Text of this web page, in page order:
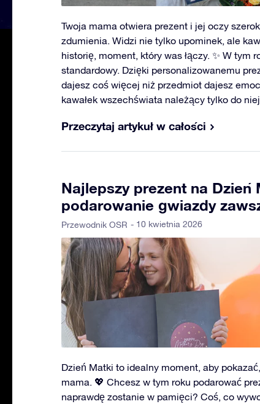
Twoja mama otwiera prezent i jej oczy
zdumienia. Widzi nie tylko upominek, ale
historię, moment, który was łączy. ✨ W tym
standardowy. Dzięki personalizowanemu
dajesz coś więcej niż przedmiot dajesz
kawałek wszechświata należący tylko do
Przeczytaj artykuł w całości
Najlepszy prezent na Dzień
podarowanie gwiazdy
Przewodnik OSR - 10 kwietnia 2026
Dzień Matki to idealny moment, aby
mama. 💖 Chcesz w tym roku podarować
naprawdę zostanie w pamięci? Coś, co